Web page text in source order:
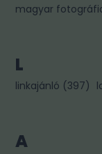
magyar
L
linkajánló (397)
A